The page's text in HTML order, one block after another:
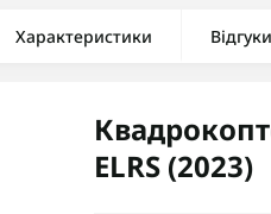
Характеристики Відгуки
ELRS (2023)